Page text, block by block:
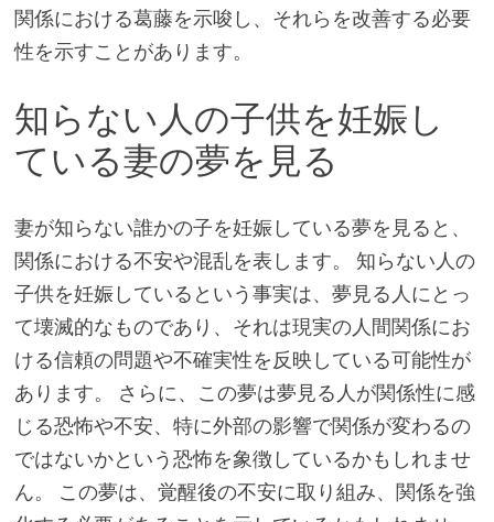
関係における葛藤を示唆し、それらを改善する必要
性を示すことがあります。
知らない人の子供を妊娠し
ている妻の夢を見る
妻が知らない誰かの子を妊娠している夢を見ると、
関係における不安や混乱を表します。 知らない人の
子供を妊娠しているという事実は、夢見る人にとっ
て壊滅的なものであり、それは現実の人間関係にお
ける信頼の問題や不確実性を反映している可能性が
あります。 さらに、この夢は夢見る人が関係性に感
じる恐怖や不安、特に外部の影響で関係が変わるの
ではないかという恐怖を象徴しているかもしれませ
ん。 この夢は、覚醒後の不安に取り組み、関係を強